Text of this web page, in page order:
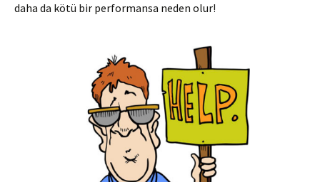
daha da kötü bir performansa neden olur!